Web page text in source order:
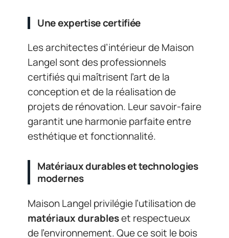
Une expertise certifiée
Les architectes d’intérieur de Maison
Langel sont des professionnels
certifiés qui maîtrisent l’art de la
conception et de la réalisation de
projets de rénovation. Leur savoir-faire
garantit une harmonie parfaite entre
esthétique et fonctionnalité.
Matériaux durables et technologies
modernes
Maison Langel privilégie l’utilisation de
matériaux durableset respectueux
de l’environnement. Que ce soit le bois